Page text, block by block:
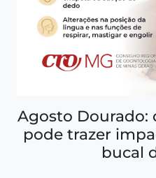
Agosto Dourado:
pode trazer
bucal